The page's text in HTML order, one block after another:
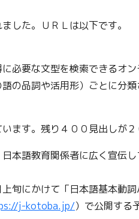
した。ＵＲＬは以下です。
必要な文型を検索できるオ
の品詞や活用形）ごとに分
ます。残り４００見出しが
本語教育関係者に広く宣伝し
旬にかけて「日本語基本動
j-kotoba.jp/）で公開する